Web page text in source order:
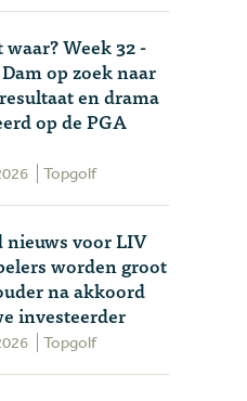
Week 32 -
op zoek naar
en drama
op de PGA
Topgolf
nieuws voor LIV
worden groot
na akkoord
investeerder
Topgolf